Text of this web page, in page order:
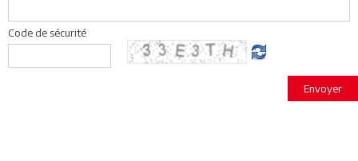
Code de sécurité
Envoyer